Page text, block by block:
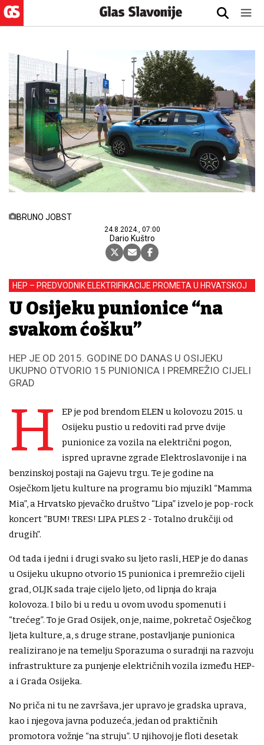
BRUNO JOBST
24.8.2024., 07:00
Dario Kuštro
HEP – PREDVODNIK ELEKTRIFIKACIJE PROMETA U HRVATSKOJ
U Osijeku punionice “na
svakom ćošku”
HEP JE OD 2015. GODINE DO DANAS U OSIJEKU
UKUPNO OTVORIO 15 PUNIONICA I PREMREŽIO CIJELI
GRAD
H
EP je pod brendom ELEN u kolovozu 2015. u
Osijeku pustio u redoviti rad prve dvije
punionice za vozila na električni pogon,
ispred upravne zgrade Elektroslavonije i na
benzinskoj postaji na Gajevu trgu. Te je godine na
Osječkom ljetu kulture na programu bio mjuzikl “Mamma
Mia”, a Hrvatsko pjevačko društvo “Lipa” izvelo je pop-rock
koncert “BUM! TRES! LIPA PLES 2 - Totalno drukčiji od
drugih”.
Od tada i jedni i drugi svako su ljeto rasli, HEP je do danas
u Osijeku ukupno otvorio 15 punionica i premrežio cijeli
grad, OLJK sada traje cijelo ljeto, od lipnja do kraja
kolovoza. I bilo bi u redu u ovom uvodu spomenuti i
“trećeg”. To je Grad Osijek, on je, naime, pokretač Osječkog
ljeta kulture, a, s druge strane, postavljanje punionica
realizirano je na temelju Sporazuma o suradnji na razvoju
infrastrukture za punjenje električnih vozila između HEP-
a i Grada Osijeka.
No priča ni tu ne završava, jer upravo je gradska uprava,
kao i njegova javna poduzeća, jedan od praktičnih
promotora vožnje “na struju”. U njihovoj je floti desetak